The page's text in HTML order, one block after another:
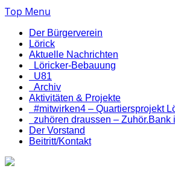
Top Menu
Der Bürgerverein
Lörick
Aktuelle Nachrichten
Löricker-Bebauung
U81
Archiv
Aktivitäten & Projekte
#mitwirken4 – Quartiersprojekt
zuhören draussen – Zuhör.Bank
Der Vorstand
Beitritt/Kontakt